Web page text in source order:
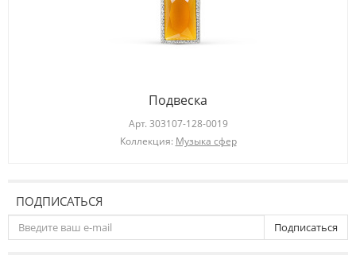
Подвеска
Арт. 303107-128-0019
Коллекция: Музыка сфер
ПОДПИСАТЬСЯ
Подписаться